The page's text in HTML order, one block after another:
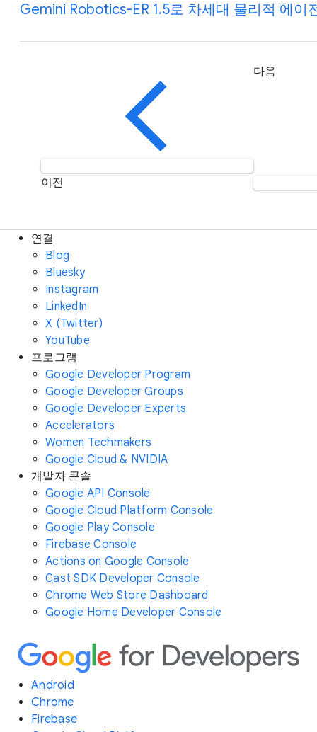
Gemini Robotics-ER 1.5로 차세대 물리적 에이
이전
다음
연결
Blog
Bluesky
Instagram
LinkedIn
X (Twitter)
YouTube
프로그램
Google Developer Program
Google Developer Groups
Google Developer Experts
Accelerators
Women Techmakers
Google Cloud & NVIDIA
개발자 콘솔
Google API Console
Google Cloud Platform Console
Google Play Console
Firebase Console
Actions on Google Console
Cast SDK Developer Console
Chrome Web Store Dashboard
Google Home Developer Console
Android
Chrome
Firebase